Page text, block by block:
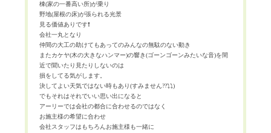
棟(家の一番高い所)が乗り
野地(屋根の床)が張られる光景
見る価値ありです❗
会社一丸となり
仲間の大工の助けてもあってのみんなの無駄のない動き
またカケヤ(木の大きなハンマー)の響き(ゴーンゴーンみたいな音)を間
近で聞いたり見たりしないのは
損をしてる気がします。
決してよい天気ではない時もあり(すみません??⤵⤵)
でもそれはそれでいい思い出になると
アーリーでは会社の都合に合わせるのではなく
お施主様の希望に合わせ
会社スタッフはもちろんお施主様も一緒に